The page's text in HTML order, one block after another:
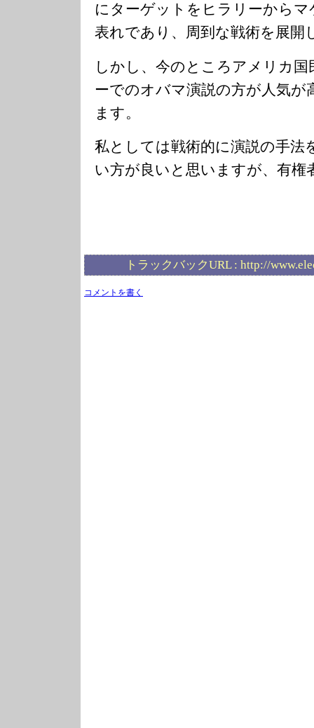
にターゲットをヒラリーから
表れであり、周到な戦術を展開
しかし、今のところアメリカ
ーでのオバマ演説の方が人気が
ます。
私としては戦術的に演説の手法
い方が良いと思いますが、有権
トラックバックURL : http://
コメントを書く